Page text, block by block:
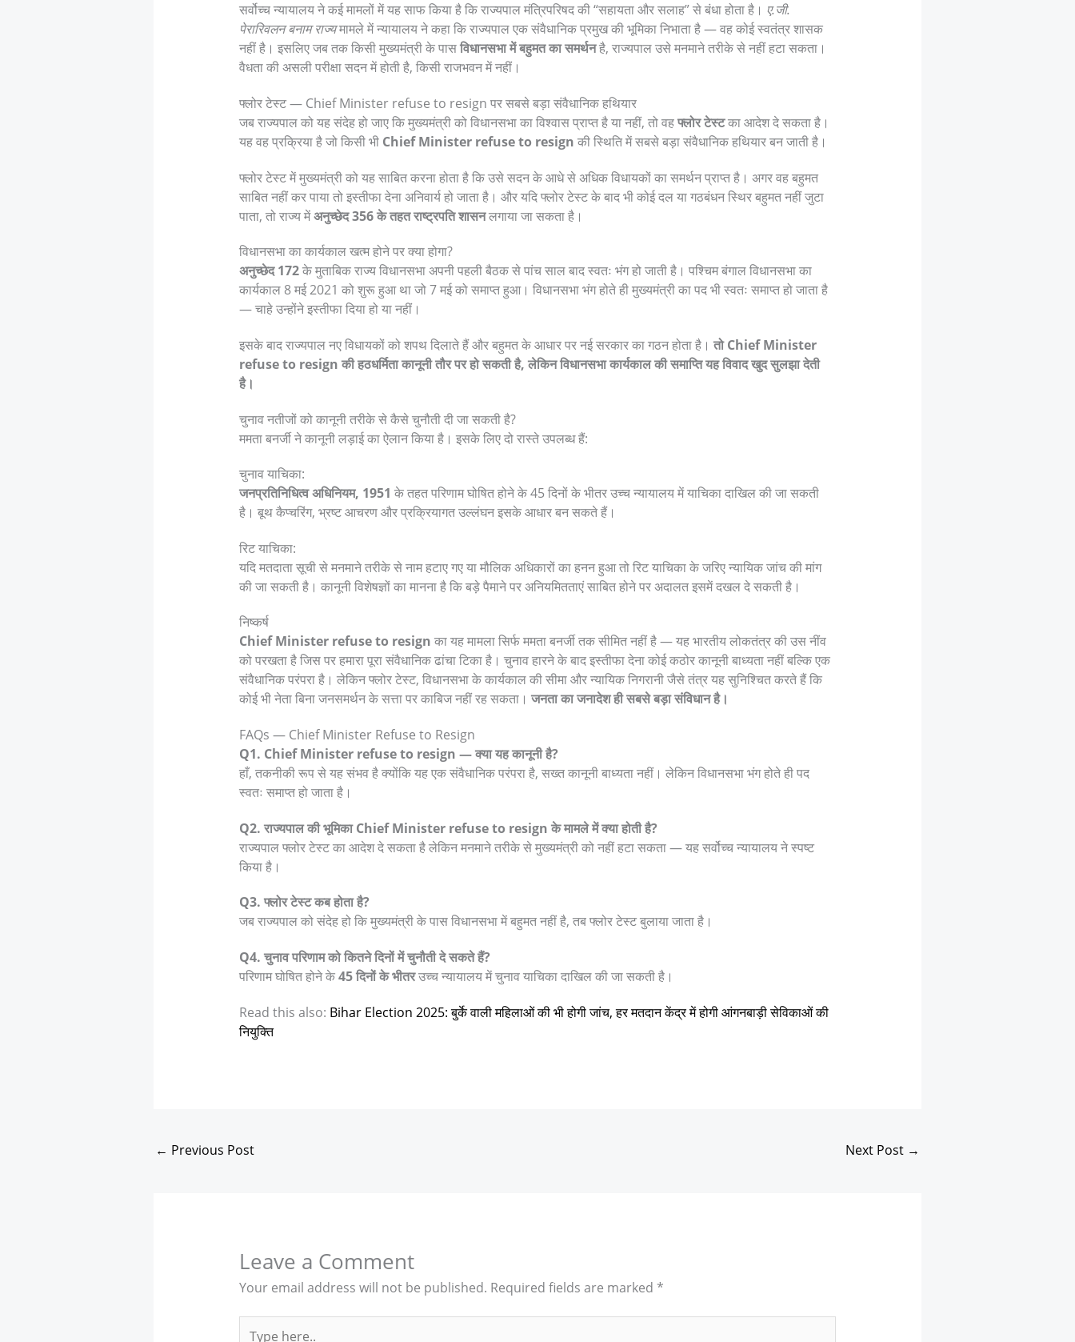
सर्वोच्च न्यायालय ने कई मामलों में यह साफ किया है कि राज्यपाल मंत्रिपरिषद की “सहायता और सलाह” से बंधा होता है। ए.जी.
पेरारिवलन बनाम राज्यमामले में न्यायालय ने कहा कि राज्यपाल एक संवैधानिक प्रमुख की भूमिका निभाता है — वह कोई स्वतंत्र शासक
नहीं है। इसलिए जब तक किसी मुख्यमंत्री के पासविधानसभा में बहुमत का समर्थनहै, राज्यपाल उसे मनमाने तरीके से नहीं हटा सकता।
वैधता की असली परीक्षा सदन में होती है, किसी राजभवन में नहीं।
फ्लोर टेस्ट — Chief Minister refuse to resign पर सबसे बड़ा संवैधानिक हथियार
जब राज्यपाल को यह संदेह हो जाए कि मुख्यमंत्री को विधानसभा का विश्वास प्राप्त है या नहीं, तो वहफ्लोर टेस्टका आदेश दे सकता है।
यह वह प्रक्रिया है जो किसी भी Chief Minister refuse to resign की स्थिति में सबसे बड़ा संवैधानिक हथियार बन जाती है।
फ्लोर टेस्ट में मुख्यमंत्री को यह साबित करना होता है कि उसे सदन के आधे से अधिक विधायकों का समर्थन प्राप्त है। अगर वह बहुमत
साबित नहीं कर पाया तो इस्तीफा देना अनिवार्य हो जाता है। और यदि फ्लोर टेस्ट के बाद भी कोई दल या गठबंधन स्थिर बहुमत नहीं जुटा
पाता, तो राज्य मेंअनुच्छेद 356 के तहत राष्ट्रपति शासनलगाया जा सकता है।
विधानसभा का कार्यकाल खत्म होने पर क्या होगा?
अनुच्छेद 172के मुताबिक राज्य विधानसभा अपनी पहली बैठक से पांच साल बाद स्वतः भंग हो जाती है। पश्चिम बंगाल विधानसभा का
कार्यकाल 8 मई 2021 को शुरू हुआ था जो 7 मई को समाप्त हुआ। विधानसभा भंग होते ही मुख्यमंत्री का पद भी स्वतः समाप्त हो जाता है
— चाहे उन्होंने इस्तीफा दिया हो या नहीं।
इसके बाद राज्यपाल नए विधायकों को शपथ दिलाते हैं और बहुमत के आधार पर नई सरकार का गठन होता है। तो Chief Minister
refuse to resign की हठधर्मिता कानूनी तौर पर हो सकती है, लेकिन विधानसभा कार्यकाल की समाप्ति यह विवाद खुद सुलझा देती
है।
चुनाव नतीजों को कानूनी तरीके से कैसे चुनौती दी जा सकती है?
ममता बनर्जी ने कानूनी लड़ाई का ऐलान किया है। इसके लिए दो रास्ते उपलब्ध हैं:
चुनाव याचिका:
जनप्रतिनिधित्व अधिनियम, 1951 के तहत परिणाम घोषित होने के 45 दिनों के भीतर उच्च न्यायालय में याचिका दाखिल की जा सकती
है। बूथ कैप्चरिंग, भ्रष्ट आचरण और प्रक्रियागत उल्लंघन इसके आधार बन सकते हैं।
रिट याचिका:
यदि मतदाता सूची से मनमाने तरीके से नाम हटाए गए या मौलिक अधिकारों का हनन हुआ तो रिट याचिका के जरिए न्यायिक जांच की मांग
की जा सकती है। कानूनी विशेषज्ञों का मानना है कि बड़े पैमाने पर अनियमितताएं साबित होने पर अदालत इसमें दखल दे सकती है।
निष्कर्ष
Chief Minister refuse to resign का यह मामला सिर्फ ममता बनर्जी तक सीमित नहीं है — यह भारतीय लोकतंत्र की उस नींव
को परखता है जिस पर हमारा पूरा संवैधानिक ढांचा टिका है। चुनाव हारने के बाद इस्तीफा देना कोई कठोर कानूनी बाध्यता नहीं बल्कि एक
संवैधानिक परंपरा है। लेकिन फ्लोर टेस्ट, विधानसभा के कार्यकाल की सीमा और न्यायिक निगरानी जैसे तंत्र यह सुनिश्चित करते हैं कि
कोई भी नेता बिना जनसमर्थन के सत्ता पर काबिज नहीं रह सकता। जनता का जनादेश ही सबसे बड़ा संविधान है।
FAQs — Chief Minister Refuse to Resign
Q1. Chief Minister refuse to resign — क्या यह कानूनी है?
हाँ, तकनीकी रूप से यह संभव है क्योंकि यह एक संवैधानिक परंपरा है, सख्त कानूनी बाध्यता नहीं। लेकिन विधानसभा भंग होते ही पद
स्वतः समाप्त हो जाता है।
Q2. राज्यपाल की भूमिका Chief Minister refuse to resign के मामले में क्या होती है?
राज्यपाल फ्लोर टेस्ट का आदेश दे सकता है लेकिन मनमाने तरीके से मुख्यमंत्री को नहीं हटा सकता — यह सर्वोच्च न्यायालय ने स्पष्ट
किया है।
Q3. फ्लोर टेस्ट कब होता है?
जब राज्यपाल को संदेह हो कि मुख्यमंत्री के पास विधानसभा में बहुमत नहीं है, तब फ्लोर टेस्ट बुलाया जाता है।
Q4. चुनाव परिणाम को कितने दिनों में चुनौती दे सकते हैं?
परिणाम घोषित होने के45 दिनों के भीतरउच्च न्यायालय में चुनाव याचिका दाखिल की जा सकती है।
Read this also: Bihar Election 2025: बुर्के वाली महिलाओं की भी होगी जांच, हर मतदान केंद्र में होगी आंगनबाड़ी सेविकाओं की
नियुक्ति
← Previous Post Next Post →
Leave a Comment
Your email address will not be published. Required fields are marked *